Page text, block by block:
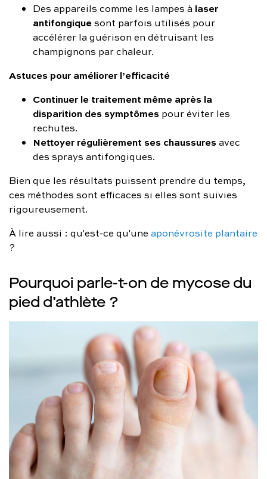
Des appareils comme les lampes à laser
antifongiquesont parfois utilisés pour
accélérer la guérison en détruisant les
champignons par chaleur.
Astuces pour améliorer l’efficacité
Continuer le traitement même après la
disparition des symptômes pour éviter les
rechutes.
Nettoyer régulièrement ses chaussuresavec
des sprays antifongiques.
Bien que les résultats puissent prendre du temps,
ces méthodes sont efficaces si elles sont suivies
rigoureusement.
À lire aussi : qu'est-ce qu'une aponévrosite plantaire
?
Pourquoi parle-t-on de mycose du
pied d’athlète ?